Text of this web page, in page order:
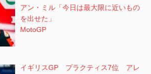
アン・ミル「今日は最大限に近いもの
を出せた」
MotoGP
イギリスGP プラクティス7位 アレ